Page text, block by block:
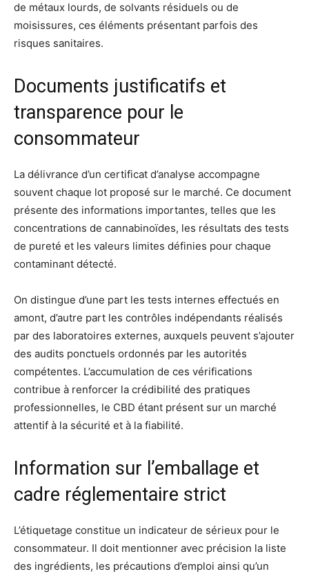
de métaux lourds, de solvants résiduels ou de
moisissures, ces éléments présentant parfois des
risques sanitaires.
Documents justificatifs et
transparence pour le
consommateur
La délivrance d’un certificat d’analyse accompagne
souvent chaque lot proposé sur le marché. Ce document
présente des informations importantes, telles que les
concentrations de cannabinoïdes, les résultats des tests
de pureté et les valeurs limites définies pour chaque
contaminant détecté.
On distingue d’une part les tests internes effectués en
amont, d’autre part les contrôles indépendants réalisés
par des laboratoires externes, auxquels peuvent s’ajouter
des audits ponctuels ordonnés par les autorités
compétentes. L’accumulation de ces vérifications
contribue à renforcer la crédibilité des pratiques
professionnelles, le CBD étant présent sur un marché
attentif à la sécurité et à la fiabilité.
Information sur l’emballage et
cadre réglementaire strict
L’étiquetage constitue un indicateur de sérieux pour le
consommateur. Il doit mentionner avec précision la liste
des ingrédients, les précautions d’emploi ainsi qu’un